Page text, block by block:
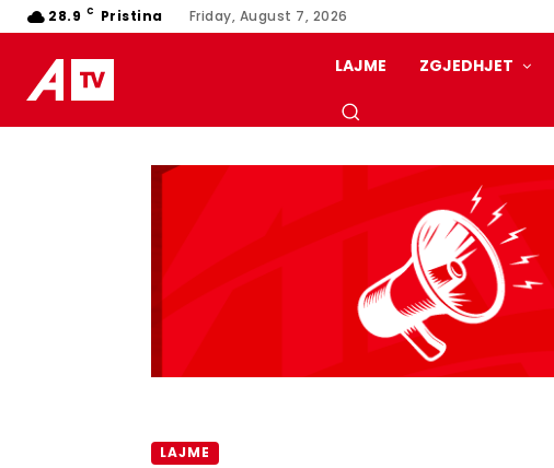
28.9 C Pristina Friday, August 7, 2026
LAJME ZGJEDHJET
LAJME